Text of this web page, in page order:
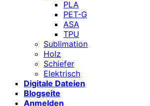
PLA
PET-G
ASA
TPU
Sublimation
Holz
Schiefer
Elektrisch
Digitale Dateien
Blogseite
Anmelden